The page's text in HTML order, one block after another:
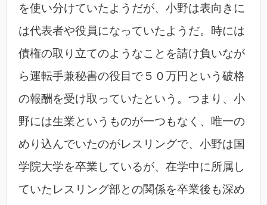
を使い分けていたようだが、小野は表向きに
は代表者や役員になっていたようだ。時には
債権の取り立てのようなことを請け負いなが
ら運転手兼秘書の役目で５０万円という破格
の報酬を受け取っていたという。つまり、小
野には生業というものが一つもなく、唯一の
めり込んでいたのがレスリングで、小野は国
学院大学を卒業しているが、在学中に所属し
ていたレスリング部との関係を卒業後も深め